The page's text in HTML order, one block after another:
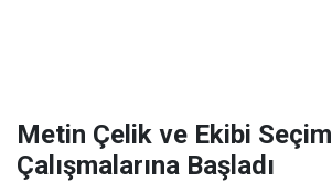
Metin Çelik ve Ekibi Seçim
Çalışmalarına Başladı